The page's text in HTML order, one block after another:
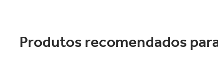
Produtos recomendados